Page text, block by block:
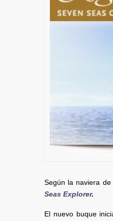
Según la naviera
Seas Explorer.
El nuevo buque